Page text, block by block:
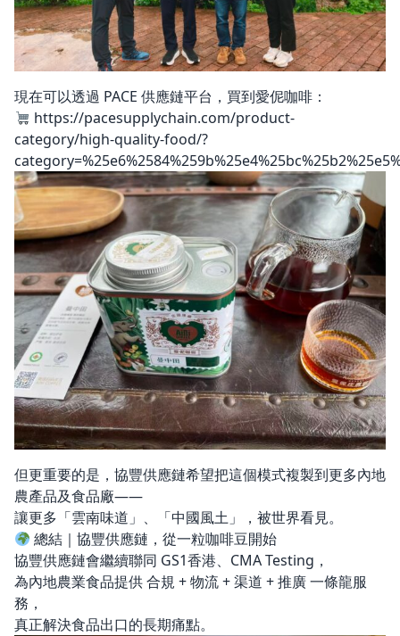
現在可以透過 PACE 供應鏈平台，買到愛伲咖啡：
https://pacesupplychain.com/product-
category/high-quality-food/?
但更重要的是，協豐供應鏈希望把這個模式複製到更多內地
農產品及食品廠——
讓更多「雲南味道」、「中國風土」，被世界看見。
總結｜協豐供應鏈，從一粒咖啡豆開始
協豐供應鏈會繼續聯同 GS1香港、CMA Testing，
為內地農業食品提供 合規 + 物流 + 渠道 + 推廣 一條龍服
務，
真正解決食品出口的長期痛點。